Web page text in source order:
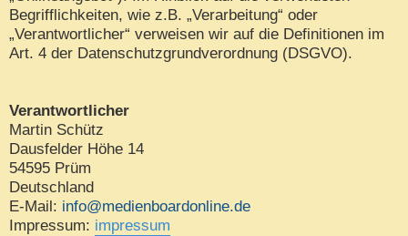
Begrifflichkeiten, wie z.B. „Verarbeitung“ oder
„Verantwortlicher“ verweisen wir auf die Definitionen im
Art. 4 der Datenschutzgrundverordnung (DSGVO).
Verantwortlicher
Martin Schütz
Dausfelder Höhe 14
54595 Prüm
Deutschland
E-Mail: info@medienboardonline.de
Impressum: impressum